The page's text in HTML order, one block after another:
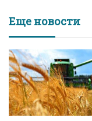
Еще новости